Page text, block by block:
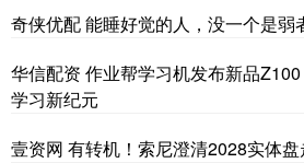
奇侠优配 能睡好觉的人，没一个是弱
华信配资 作业帮学习机发布新品Z100
学习新纪元
壹资网 有转机！索尼澄清2028实体